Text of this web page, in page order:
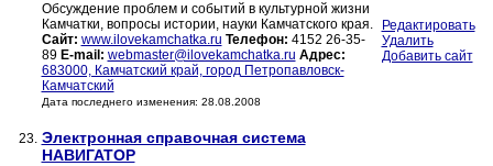
Обсуждение проблем и событий в культурной жизни
Камчатки, вопросы истории, науки Камчатского края.
Сайт: www.ilovekamchatka.ru Телефон: 4152 26-35-
89 E-mail: webmaster@ilovekamchatka.ru Адрес:
683000, Камчатский край, город Петропавловск-
Камчатский
Дата последнего изменения: 28.08.2008
Редактировать
Удалить
Добавить сайт
23. Электронная справочная система
НАВИГАТОР